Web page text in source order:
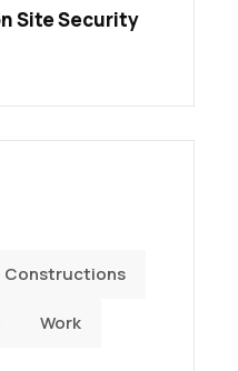
Site Security
Constructions
Work